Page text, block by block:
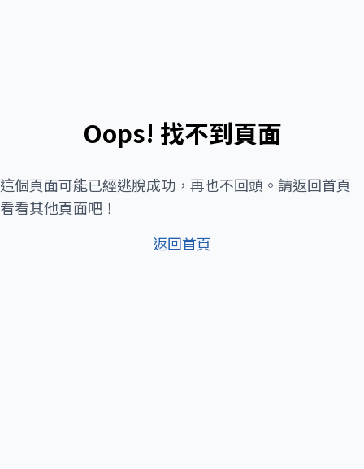
Oops! 找不到頁面
這個頁面可能已經逃脫成功，再也不回頭。請返回首頁
看看其他頁面吧！
返回首頁